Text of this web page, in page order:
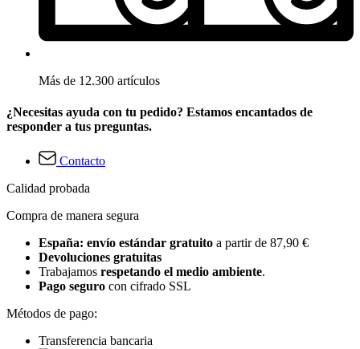
Más de 12.300 artículos
¿Necesitas ayuda con tu pedido? Estamos encantados de
responder a tus preguntas.
Contacto
Calidad probada
Compra de manera segura
España: envío estándar gratuito a partir de 87,90 €
Devoluciones gratuitas
Trabajamos respetando el medio ambiente.
Pago seguro con cifrado SSL
Métodos de pago:
Transferencia bancaria